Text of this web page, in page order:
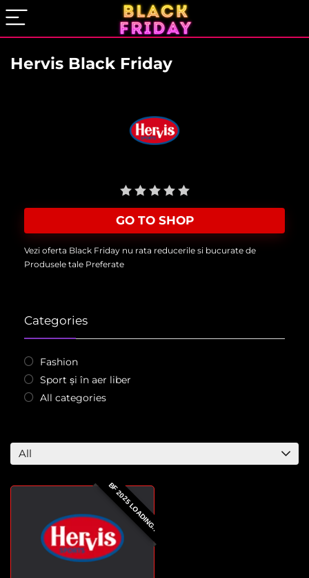
Hervis Black Friday
GO TO SHOP
Vezi oferta Black Friday nu rata reducerile si bucurate de
Produsele tale Preferate
Categories
Fashion
Sport și în aer liber
All categories
All
BF 2025 LOADING..